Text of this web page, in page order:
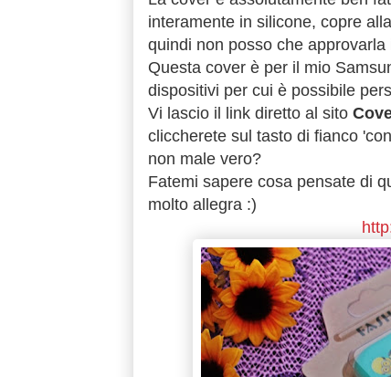
interamente in silicone, copre
quindi non posso che approvarla
Questa cover è per il mio
dispositivi per cui è possibile
Vi lascio il link diretto al sito
cliccherete sul tasto di fianco
non male vero?
Fatemi sapere cosa pensate di
molto allegra :)